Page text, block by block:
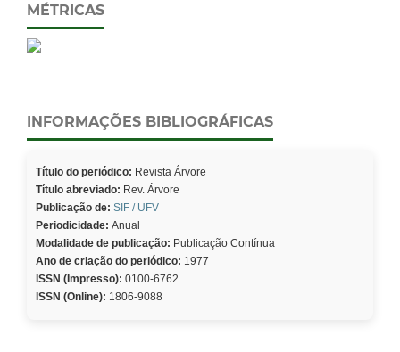
MÉTRICAS
INFORMAÇÕES BIBLIOGRÁFICAS
Título do periódico: Revista Árvore
Título abreviado: Rev. Árvore
Publicação de: SIF / UFV
Periodicidade: Anual
Modalidade de publicação: Publicação Contínua
Ano de criação do periódico: 1977
ISSN (Impresso): 0100-6762
ISSN (Online): 1806-9088